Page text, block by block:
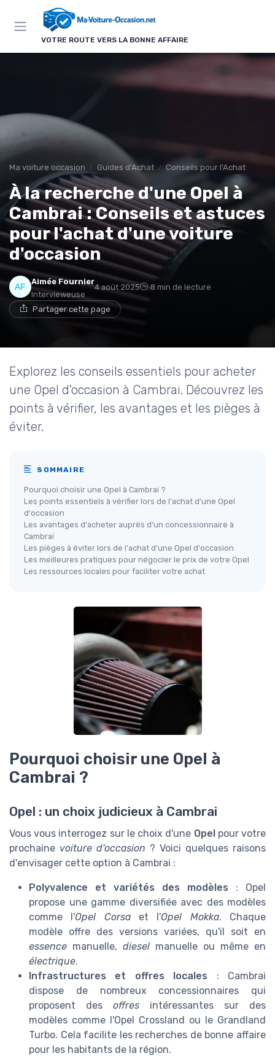
VOTRE ROUTE VERS LA BONNE AFFAIRE
Ma voiture occasion Guides d'Achat Conseils pour l'Achat
À la recherche d'une Opel à
Cambrai : Conseils et astuces
pour l'achat d'une voiture
d'occasion
Aimée Fournier
Intervieweuse
4 août 2025 8 min de lecture
Partager cette page
Explorez les conseils essentiels pour acheter
une Opel d'occasion à Cambrai. Découvrez les
points à vérifier, les avantages et les pièges à
éviter.
SOMMAIRE
Pourquoi choisir une Opel à Cambrai ?
Les points essentiels à vérifier lors de l'achat d'une Opel
d'occasion
Les avantages d'acheter auprès d'un concessionnaire à
Cambrai
Les pièges à éviter lors de l'achat d'une Opel d'occasion
Les meilleures pratiques pour négocier le prix de votre Opel
Les ressources locales pour faciliter votre achat
Pourquoi choisir une Opel à
Cambrai ?
Opel : un choix judicieux à Cambrai
Vous vous interrogez sur le choix d'une Opelpour votre
prochaine voiture d'occasion ? Voici quelques raisons
d'envisager cette option à Cambrai :
Polyvalence et variétés des modèles : Opel
propose une gamme diversifiée avec des modèles
comme l'Opel Corsaet l'Opel Mokka. Chaque
modèle offre des versions variées, qu'il soit en
essence manuelle, diesel manuelle ou même en
électrique.
Infrastructures et offres locales : Cambrai
dispose de nombreux concessionnaires qui
proposent des offres intéressantes sur des
modèles comme l'Opel Crossland ou le Grandland
Turbo. Cela facilite les recherches de bonne affaire
pour les habitants de la région.
Panneau de gestion des cookies